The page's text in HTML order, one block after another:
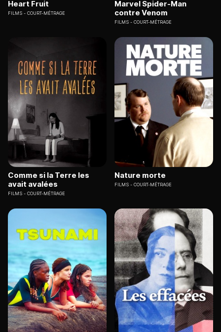
Heart Fruit
FILMS COURT-MÉTRAGE
Marvel Spider-Man
contre Venom
FILMS COURT-MÉTRAGE
Comme si la Terre les
avait avalées
FILMS COURT-MÉTRAGE
Nature morte
FILMS COURT-MÉTRAGE